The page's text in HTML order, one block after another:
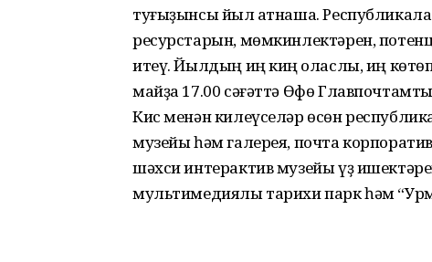
туғыҙынсы йыл ҡатнаша.
ресурстарын, мөм­кинлектәрен,
итеү. Йылдың иң киң ҡоласлы, иң
майҙа 17.00 сәғәттә Өфө
Кис менән килеүселәр өсөн
музейы һәм галерея, почта
шәхси интерактив музейы үҙ
мультимедиялы тарихи парк һәм